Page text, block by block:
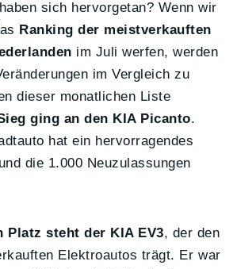
sich hervorgetan? Wenn wir
Ranking der meistverkauften
im Juli werfen, werden
im Vergleich zu
dieser monatlichen Liste
ging an den KIA Picanto.
hat ein hervorragendes
die 1.000 Neuzulassungen
Platz steht der KIA EV3, der den
Elektroautos trägt. Er war